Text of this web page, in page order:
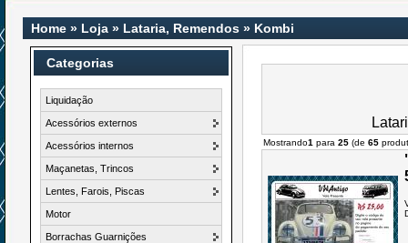
Home » Loja » Lataria, Remendos » Kombi
Categorias
Liquidação
Acessórios externos
Acessórios internos
Maçanetas, Trincos
Lentes, Farois, Piscas
Motor
Borrachas Guarnições
Mostrando1 para 25 (de 65